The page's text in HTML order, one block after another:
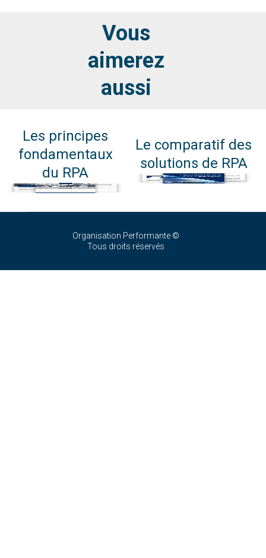
Vous
aimerez
aussi
Les principes
fondamentaux
du RPA
Le comparatif des
solutions de RPA
Organisation Performante ©
Tous droits réservés